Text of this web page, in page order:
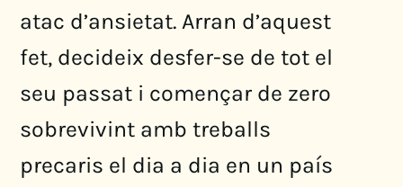
atac d’ansietat. Arran d’aquest
fet, decideix desfer-se de tot el
seu passat i començar de zero
sobrevivint amb treballs
precaris el dia a dia en un país